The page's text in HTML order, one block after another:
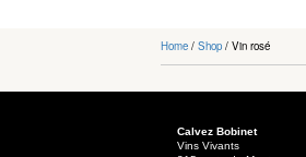
Home / Shop / Vin rosé
Calvez Bobinet
Vins Vivants